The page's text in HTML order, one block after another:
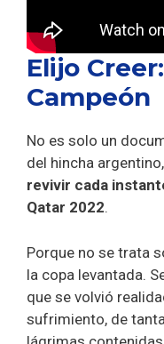
Elijo
Campeón
No es solo un
del hincha
revivir cada
Qatar 2022.
Porque no se trata
la copa levantada.
que se volvió
sufrimiento, de